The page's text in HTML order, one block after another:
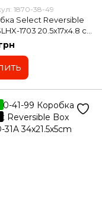
1870-38-49
Select Reversible
1703 20.5х17х4.8 см
49)